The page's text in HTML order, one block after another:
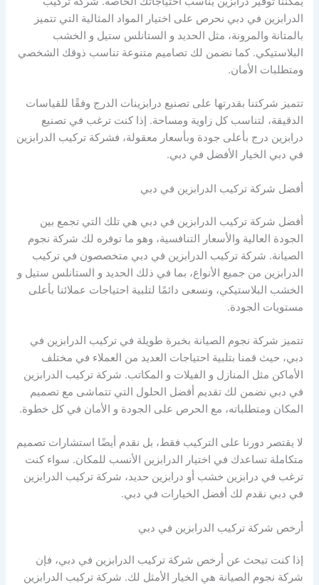
الدرابزين في دبي نحرص على اختيار المواد المثالية التي تتميز
بالمتانة والمرونة، مثل الحديد و الستانلس ستيل و الخشب
البلاستيكي. كما نضمن لك تصاميم متنوعة تناسب ذوقك الشخصي
ومتطلبات الأمان.
تتميز شركتنا بقدرتها على تصنيع درابزينات الدرج وفقًا للقياسات
الدقيقة، لتناسب كل زاوية ومساحة. إذا كنت ترغب في تصنيع
درابزين درج بأعلى جودة وبأسعار معقولة، فشركة تركيب الدرابزين
في دبي الخيار الأفضل في دبي.
أفضل شركة تركيب الدرابزين في دبي
أفضل شركة تركيب الدرابزين في دبي هي تلك التي تجمع بين
الجودة العالية والأسعار التنافسية، وهو ما توفره لك شركة نجوم
الصيانة. شركة تركيب الدرابزين في دبي متخصصون في تركيب
الدرابزين من جميع الأنواع، بما في ذلك الحديد و الستانلس ستيل و
الخشب البلاستيكي، ونسعى دائمًا لتلبية احتياجات عملائنا بأعلى
مستويات الجودة.
تتميز شركة نجوم الصيانة بخبرة طويلة في تركيب الدرابزين في
دبي، حيث قمنا بتلبية احتياجات العديد من العملاء في مختلف
الأماكن مثل المنازل و الفيلات و المكاتب. شركة تركيب الدرابزين
في دبي نضمن لك تقديم أفضل الحلول التي تتماشى مع تصميم
المكان ومتطلباته، مع الحرص على الجودة و الأمان في كل خطوة.
لا يقتصر دورنا على التركيب فقط، بل نقدم أيضًا استشارات تصميم
متكاملة تساعدك في اختيار الدرابزين الأنسب للمكان. سواء كنت
ترغب في درابزين خشب أو درابزين حديد، شركة تركيب الدرابزين
في دبي نقدم لك أفضل الخيارات في دبي.
أرخص شركة تركيب الدرابزين في دبي
إذا كنت تبحث عن أرخص شركة تركيب الدرابزين في دبي، فإن
شركة نجوم الصيانة هي الخيار الأمثل لك. شركة تركيب الدرابزين